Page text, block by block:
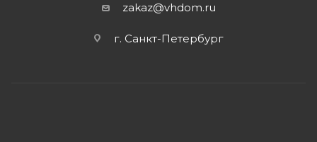
zakaz@vhdom.ru
г. Санкт-Петербург